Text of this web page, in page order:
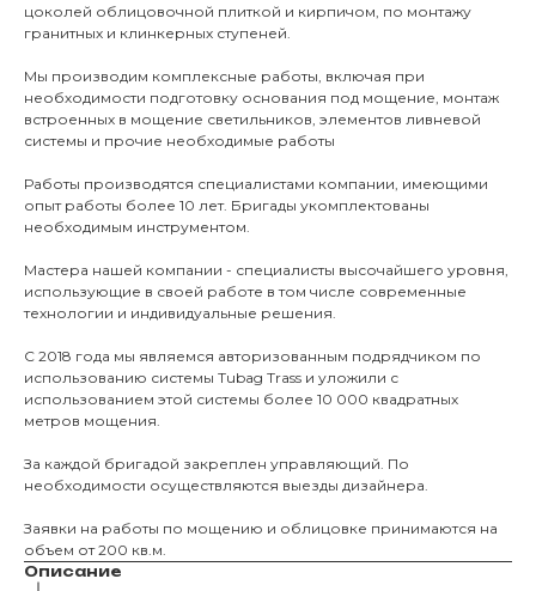
цоколей облицовочной плиткой и кирпичом, по монтажу
гранитных и клинкерных ступеней.
Мы производим комплексные работы, включая при
необходимости подготовку основания под мощение, монтаж
встроенных в мощение светильников, элементов ливневой
системы и прочие необходимые работы
Работы производятся специалистами компании, имеющими
опыт работы более 10 лет. Бригады укомплектованы
необходимым инструментом.
Мастера нашей компании - специалисты высочайшего уровня,
использующие в своей работе в том числе современные
технологии и индивидуальные решения.
С 2018 года мы являемся авторизованным подрядчиком по
использованию системы Tubag Trass и уложили с
использованием этой системы более 10 000 квадратных
метров мощения.
За каждой бригадой закреплен управляющий. По
необходимости осуществляются выезды дизайнера.
Заявки на работы по мощению и облицовке принимаются на
объем от 200 кв.м.
Описание
О КОМПАНИИ
О нас
Ступени и